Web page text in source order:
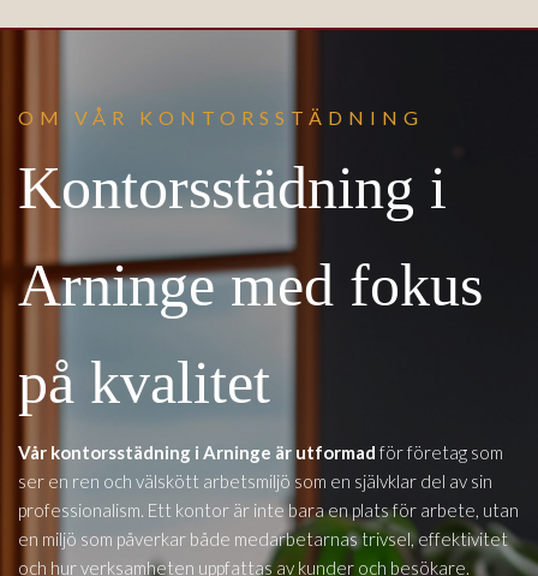
OM VÅR KONTORSSTÄDNING
Kontorsstädning i
Arninge med fokus
på kvalitet
Vår kontorsstädning i Arninge är utformad för företag som
ser en ren och välskött arbetsmiljö som en självklar del av sin
professionalism. Ett kontor är inte bara en plats för arbete, utan
en miljö som påverkar både medarbetarnas trivsel, effektivitet
och hur verksamheten uppfattas av kunder och besökare.